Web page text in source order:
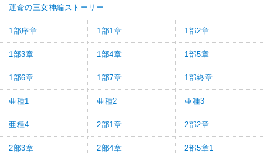
運命の三女神編ストーリー
1部序章 1部1章 1部2章
1部3章 1部4章 1部5章
1部6章 1部7章 1部終章
亜種1 亜種2 亜種3
亜種4 2部1章 2部2章
2部3章 2部4章 2部5章1